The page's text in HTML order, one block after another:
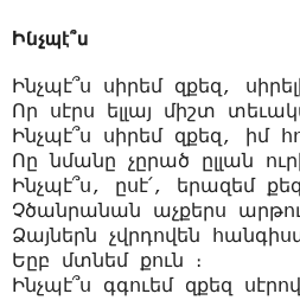
Ինչպէ՞ս
Ինչպէ՞ս սիրեմ զքեզ,
Որ սէրս ելլայ միշտ
Ինչպէ՞ս սիրեմ զքեզ, իմ
Ոը նմանը չըրած ըլլան
Ինչպէ՞ս, ըսէ՛, երազեմ
Չծանրանան աչքերս
Ձայներն չվրդովեն
Եըբ մտնեմ քուն ։
Ինչպէ՞ս գգուեմ զքեզ